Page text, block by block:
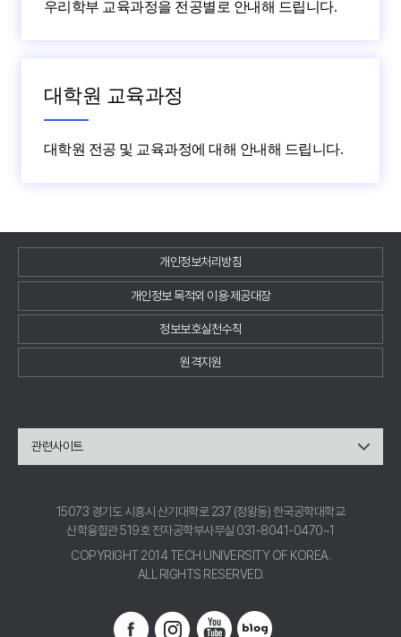
우리학부 교육과정을 전공별로 안내해 드립니다.
대학원 교육과정
대학원 전공 및 교육과정에 대해 안내해 드립니다.
개인정보처리방침
개인정보 목적외 이용·제공대장
정보보호실천수칙
원격지원
관련사이트
15073 경기도 시흥시 산기대학로 237 (정왕동) 한국공학대학교
산학융합관 519호 전자공학부사무실 031-8041-0470~1
COPYRIGHT 2014 TECH UNIVERSITY OF KOREA.
ALL RIGHTS RESERVED.